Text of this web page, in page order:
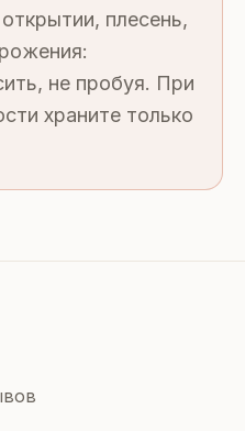
плесень,
не пробуя. При
храните только